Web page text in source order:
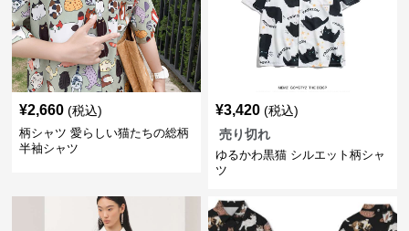
¥2,660 (税込)
柄シャツ 愛らしい猫たちの総柄
半袖シャツ
¥3,420 (税込)
売り切れ
ゆるかわ黒猫 シルエット柄シャ
ツ